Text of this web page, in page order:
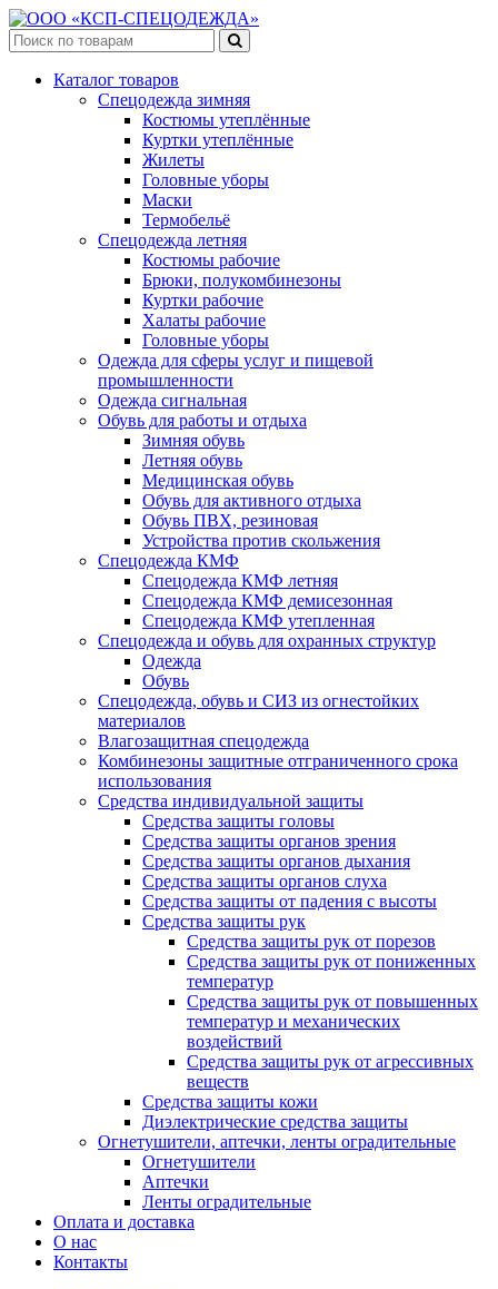
Каталог товаров
Спецодежда зимняя
Костюмы утеплённые
Куртки утеплённые
Жилеты
Головные уборы
Маски
Термобельё
Спецодежда летняя
Костюмы рабочие
Брюки, полукомбинезоны
Куртки рабочие
Халаты рабочие
Головные уборы
Одежда для сферы услуг и пищевой
промышленности
Одежда сигнальная
Обувь для работы и отдыха
Зимняя обувь
Летняя обувь
Медицинская обувь
Обувь для активного отдыха
Обувь ПВХ, резиновая
Устройства против скольжения
Спецодежда КМФ
Спецодежда КМФ летняя
Спецодежда КМФ демисезонная
Спецодежда КМФ утепленная
Спецодежда и обувь для охранных структур
Одежда
Обувь
Спецодежда, обувь и СИЗ из огнестойких
материалов
Влагозащитная спецодежда
Комбинезоны защитные отграниченного срока
использования
Средства индивидуальной защиты
Средства защиты головы
Средства защиты органов зрения
Средства защиты органов дыхания
Средства защиты органов слуха
Средства защиты от падения с высоты
Средства защиты рук
Средства защиты рук от порезов
Средства защиты рук от пониженных
температур
Средства защиты рук от повышенных
температур и механических
воздействий
Средства защиты рук от агрессивных
веществ
Средства защиты кожи
Диэлектрические средства защиты
Огнетушители, аптечки, ленты оградительные
Огнетушители
Аптечки
Ленты оградительные
Оплата и доставка
О нас
Контакты